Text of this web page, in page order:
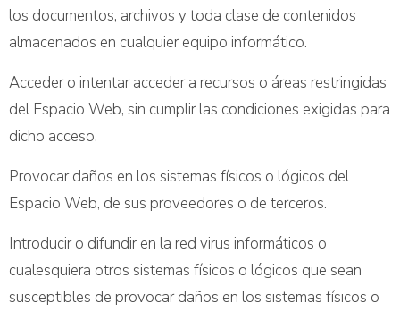
los documentos, archivos y toda clase de contenidos
almacenados en cualquier equipo informático.
Acceder o intentar acceder a recursos o áreas restringidas
del Espacio Web, sin cumplir las condiciones exigidas para
dicho acceso.
Provocar daños en los sistemas físicos o lógicos del
Espacio Web, de sus proveedores o de terceros.
Introducir o difundir en la red virus informáticos o
cualesquiera otros sistemas físicos o lógicos que sean
susceptibles de provocar daños en los sistemas físicos o